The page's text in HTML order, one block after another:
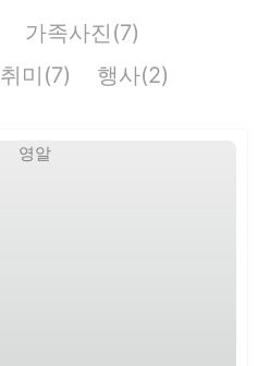
가족사진(7)
취미(7) 행사(2)